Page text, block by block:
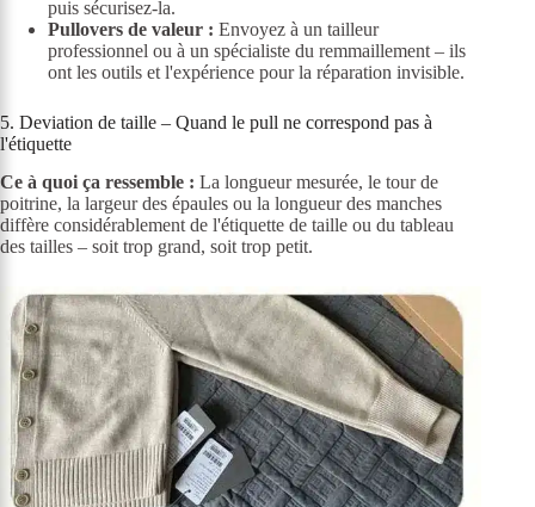
puis sécurisez-la.
Pullovers de valeur : Envoyez à un tailleur
professionnel ou à un spécialiste du remmaillement – ils
ont les outils et l'expérience pour la réparation invisible.
5. Deviation de taille – Quand le pull ne correspond pas à
l'étiquette
Ce à quoi ça ressemble : La longueur mesurée, le tour de
poitrine, la largeur des épaules ou la longueur des manches
diffère considérablement de l'étiquette de taille ou du tableau
des tailles – soit trop grand, soit trop petit.